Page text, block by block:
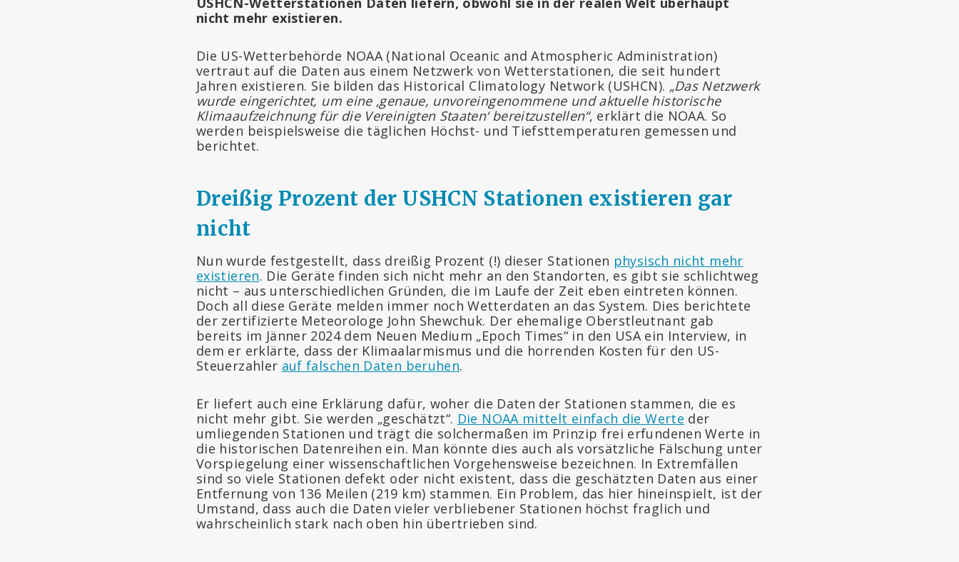
nicht mehr existieren.
Die US-Wetterbehörde NOAA (National Oceanic and Atmospheric Administration)
vertraut auf die Daten aus einem Netzwerk von Wetterstationen, die seit hundert
Jahren existieren. Sie bilden das Historical Climatology Network (USHCN). „Das Netzwerk
wurde eingerichtet, um eine ‚genaue, unvoreingenommene und aktuelle historische
Klimaaufzeichnung für die Vereinigten Staaten‘ bereitzustellen“, erklärt die NOAA. So
werden beispielsweise die täglichen Höchst- und Tiefsttemperaturen gemessen und
berichtet.
Dreißig Prozent der USHCN Stationen existieren gar
nicht
Nun wurde festgestellt, dass dreißig Prozent (!) dieser Stationen physisch nicht mehr
existieren. Die Geräte finden sich nicht mehr an den Standorten, es gibt sie schlichtweg
nicht – aus unterschiedlichen Gründen, die im Laufe der Zeit eben eintreten können.
Doch all diese Geräte melden immer noch Wetterdaten an das System. Dies berichtete
der zertifizierte Meteorologe John Shewchuk. Der ehemalige Oberstleutnant gab
bereits im Jänner 2024 dem Neuen Medium „Epoch Times“ in den USA ein Interview, in
dem er erklärte, dass der Klimaalarmismus und die horrenden Kosten für den US-
Steuerzahler auf falschen Daten beruhen.
Er liefert auch eine Erklärung dafür, woher die Daten der Stationen stammen, die es
nicht mehr gibt. Sie werden „geschätzt“. Die NOAA mittelt einfach die Werte der
umliegenden Stationen und trägt die solchermaßen im Prinzip frei erfundenen Werte in
die historischen Datenreihen ein. Man könnte dies auch als vorsätzliche Fälschung unter
Vorspiegelung einer wissenschaftlichen Vorgehensweise bezeichnen. In Extremfällen
sind so viele Stationen defekt oder nicht existent, dass die geschätzten Daten aus einer
Entfernung von 136 Meilen (219 km) stammen. Ein Problem, das hier hineinspielt, ist der
Umstand, dass auch die Daten vieler verbliebener Stationen höchst fraglich und
wahrscheinlich stark nach oben hin übertrieben sind.